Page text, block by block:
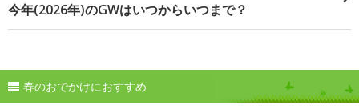
今年(2026年)のGWはいつからいつまで？
春のおでかけにおすすめ